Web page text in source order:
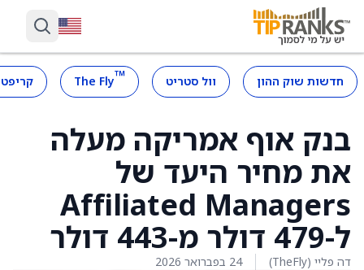
חדשות שוק ההון וול סטריט ™
The Fly
בנק אוף אמריקה מעלה
את מחיר היעד של
Affiliated Managers
ל-479 דולר מ-443 דולר
דה פליי (TheFly) 24 בפברואר 2026